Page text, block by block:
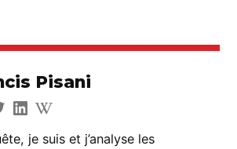
Pisani
je suis et j’analyse les